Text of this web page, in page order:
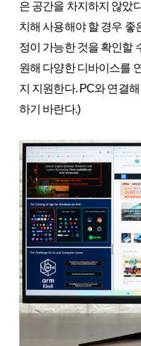
은 공간을 차지하지 않았
치해 사용해야 할 경우 좋
정이 가능한 것을 확인할
원해 다양한 디바이스를
지 지원한다. PC와 연결
하기 바란다.)